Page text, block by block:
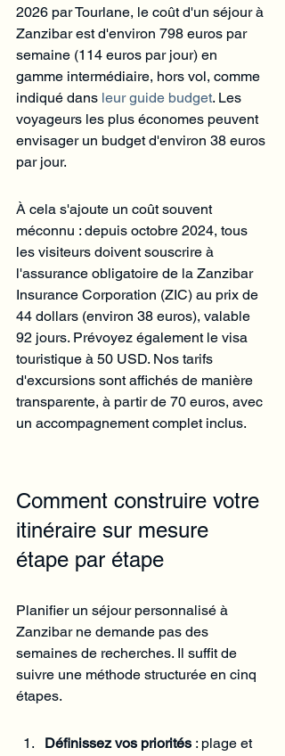
2026 par Tourlane, le coût d'un séjour à
Zanzibar est d'environ 798 euros par
semaine (114 euros par jour) en
gamme intermédiaire, hors vol, comme
indiqué dans leur guide budget. Les
voyageurs les plus économes peuvent
envisager un budget d'environ 38 euros
par jour.
À cela s'ajoute un coût souvent
méconnu : depuis octobre 2024, tous
les visiteurs doivent souscrire à
l'assurance obligatoire de la Zanzibar
Insurance Corporation (ZIC) au prix de
44 dollars (environ 38 euros), valable
92 jours. Prévoyez également le visa
touristique à 50 USD. Nos tarifs
d'excursions sont affichés de manière
transparente, à partir de 70 euros, avec
un accompagnement complet inclus.
Comment construire votre
itinéraire sur mesure
étape par étape
Planifier un séjour personnalisé à
Zanzibar ne demande pas des
semaines de recherches. Il suffit de
suivre une méthode structurée en cinq
étapes.
Définissez vos priorités : plage et